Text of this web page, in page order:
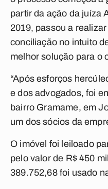
partir da ação da juíza
2019, passou a
conciliação no intuito
melhor solução para o
“Após esforços
e dos advogados, foi
bairro Gramame, em
um dos sócios da
O imóvel foi leiloado
pelo valor de R$ 450
389.752,68 foi usado